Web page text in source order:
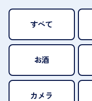
すべて
お酒
カメラ